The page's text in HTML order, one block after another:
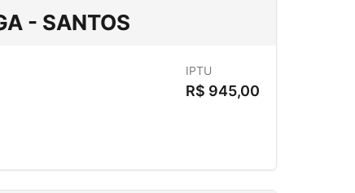
- SANTOS
IPTU
R$ 945,00